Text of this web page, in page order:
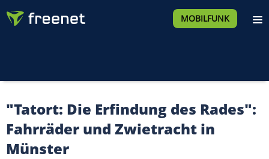
MOBILFUNK
"Tatort: Die Erfindung des Rades":
Fahrräder und Zwietracht in
Münster